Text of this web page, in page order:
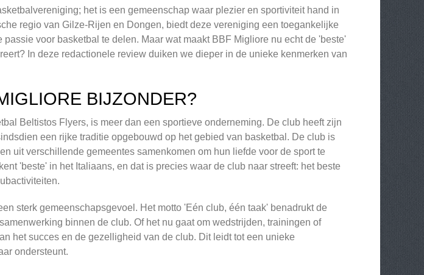
het is een gemeenschap waar plezier en sportiviteit hand in
regio van Gilze-Rijen en Dongen, biedt deze vereniging een toegankelijke
voor basketbal te delen. Maar wat maakt BBF Migliore nu echt de 'beste'
In deze redactionele review duiken we dieper in de unieke kenmerken van
BIJZONDER?
Beltistos Flyers, is meer dan een sportieve onderneming. De club heeft zijn
een rijke traditie opgebouwd op het gebied van basketbal. De club is
uit verschillende gemeentes samenkomen om hun liefde voor de sport te
'beste' in het Italiaans, en dat is precies waar de club naar streeft: het beste
sterk gemeenschapsgevoel. Het motto 'Eén club, één taak' benadrukt de
binnen de club. Of het nu gaat om wedstrijden, trainingen of
het succes en de gezelligheid van de club. Dit leidt tot een unieke
ondersteunt.